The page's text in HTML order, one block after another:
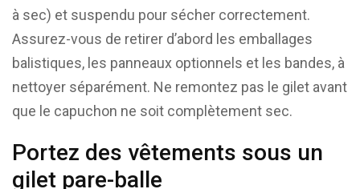
à sec) et suspendu pour sécher correctement.
Assurez-vous de retirer d’abord les emballages
balistiques, les panneaux optionnels et les bandes, à
nettoyer séparément. Ne remontez pas le gilet avant
que le capuchon ne soit complètement sec.
Portez des vêtements sous un
gilet pare-balle